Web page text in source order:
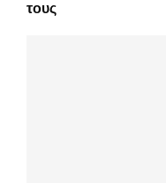
τους